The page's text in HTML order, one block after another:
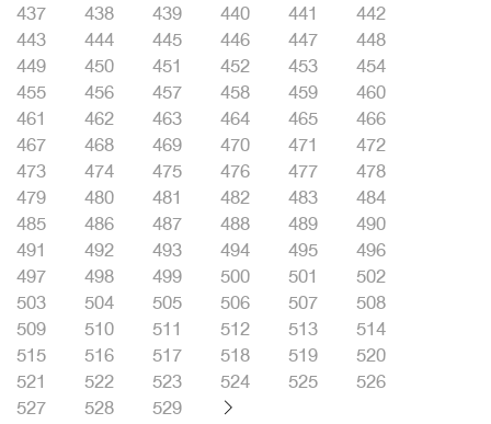
437
438 439 440 441
442
443
444 445 446 447
448
449
450 451 452 453
454
455
456 457 458 459
460
461
462 463 464 465
466
467
468 469 470 471
472
473
474 475 476 477
478
479
480 481 482 483
484
485
486 487 488 489
490
491
492 493 494 495
496
497
498 499 500 501
502
503
504 505 506 507
508
509
510 511 512 513
514
515
516 517 518 519
520
521
522 523 524 525
526
527
528 529